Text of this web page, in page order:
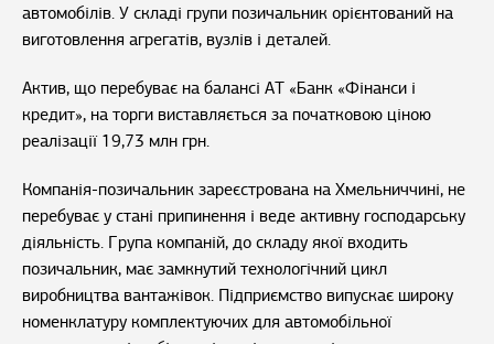
автомобілів. У складі групи позичальник орієнтований на
виготовлення агрегатів, вузлів і деталей.
Актив, що перебуває на балансі АТ «Банк «Фінанси і
кредит», на торги виставляється за початковою ціною
реалізації 19,73 млн грн.
Компанія-позичальник зареєстрована на Хмельниччині, не
перебуває у стані припинення і веде активну господарську
діяльність. Група компаній, до складу якої входить
позичальник, має замкнутий технологічний цикл
виробництва вантажівок. Підприємство випускає широку
номенклатуру комплектуючих для автомобільної